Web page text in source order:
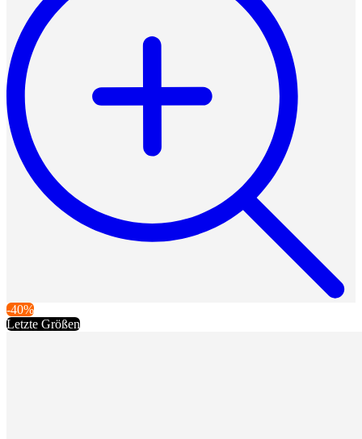
-40%
Letzte Größen